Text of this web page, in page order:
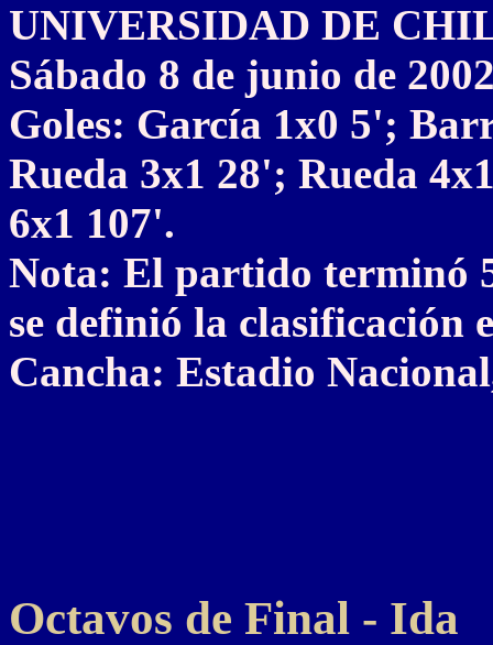
UNIVERSIDAD DE
Sábado 8 de junio de
Goles: García 1x0 5';
Rueda 3x1 28'; Rueda
6x1 107'.
Nota: El partido terminó
se definió la clasificación
Cancha: Estadio
Octavos de Final - Ida